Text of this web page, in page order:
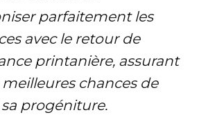
parfaitement les
avec le retour de
printanière, assurant
meilleures chances de
progéniture.